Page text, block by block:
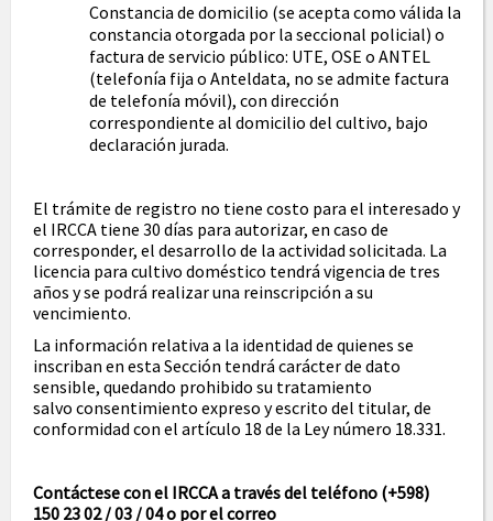
Constancia de domicilio (se acepta como válida la
constancia otorgada por la seccional policial) o
factura de servicio público: UTE, OSE o ANTEL
(telefonía fija o Anteldata, no se admite factura
de telefonía móvil), con dirección
correspondiente al domicilio del cultivo, bajo
declaración jurada.
El trámite de registro no tiene costo para el interesado y
el IRCCA tiene 30 días para autorizar, en caso de
corresponder, el desarrollo de la actividad solicitada. La
licencia para cultivo doméstico tendrá vigencia de tres
años y se podrá realizar una reinscripción a su
vencimiento.
La información relativa a la identidad de quienes se
inscriban en esta Sección tendrá carácter de dato
sensible, quedando prohibido su tratamiento
salvo consentimiento expreso y escrito del titular, de
conformidad con el artículo 18 de la Ley número 18.331.
Contáctese con el IRCCA a través del teléfono (+598)
150 23 02 / 03 / 04 o por el correo